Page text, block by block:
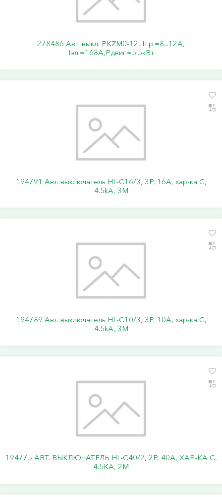
278486 Авт. выкл. PKZM0-12, Iт.р.=8...12А,
Iэл.=168А,Pдвиг.=5.5кВт
194791 Авт. выключатель HL-C16/3, 3P, 16A, хар-ка C,
4.5kA, 3M
194789 Авт. выключатель HL-C10/3, 3P, 10A, хар-ка C,
4.5kA, 3M
194775 АВТ. ВЫКЛЮЧАТЕЛЬ HL-C40/2, 2P, 40A, ХАР-КА C,
4.5KA, 2M